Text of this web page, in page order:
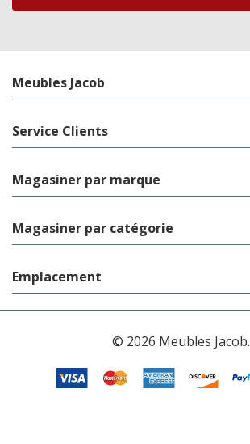
Meubles Jacob
Service Clients
Magasiner par marque
Magasiner par catégorie
Emplacement
© 2026 Meubles Jacob.